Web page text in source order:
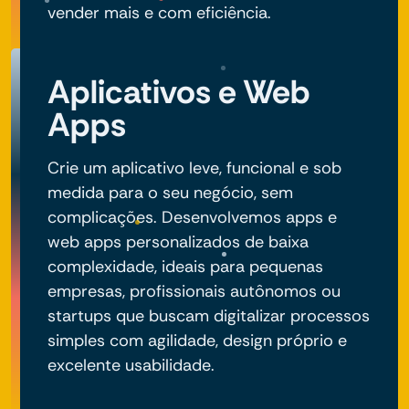
vender mais e com eficiência.
Aplicativos e Web
Apps
Crie um aplicativo leve, funcional e sob
medida para o seu negócio, sem
complicações. Desenvolvemos apps e
web apps personalizados de baixa
complexidade, ideais para pequenas
empresas, profissionais autônomos ou
startups que buscam digitalizar processos
simples com agilidade, design próprio e
excelente usabilidade.